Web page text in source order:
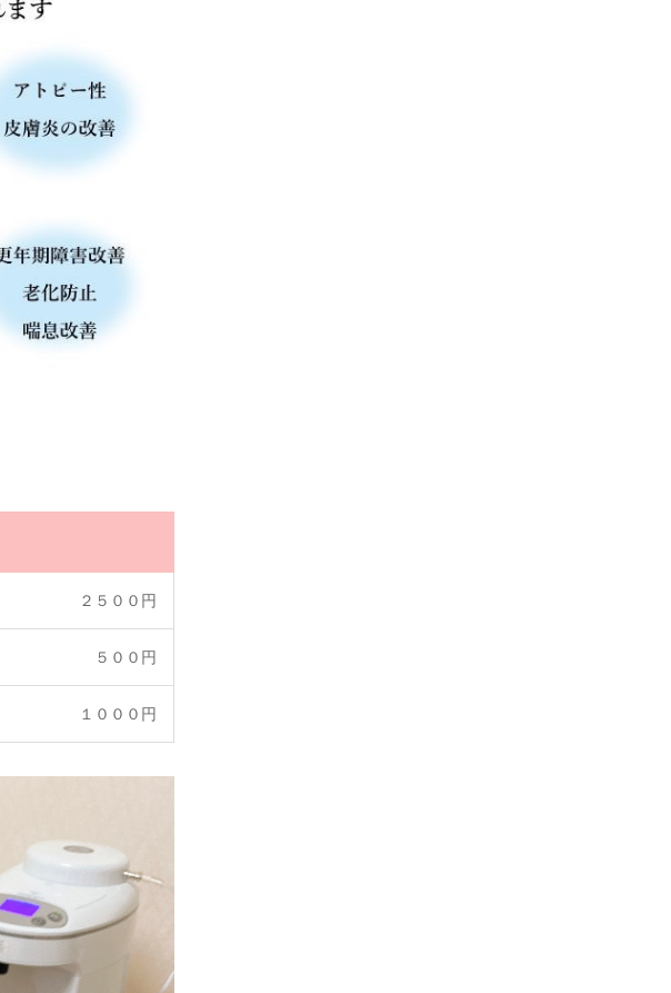
２５００円
５００円
１０００円